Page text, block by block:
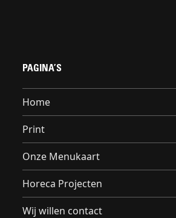
PAGINA’S
Home
Print
Onze Menukaart
Horeca Projecten
Wij willen contact